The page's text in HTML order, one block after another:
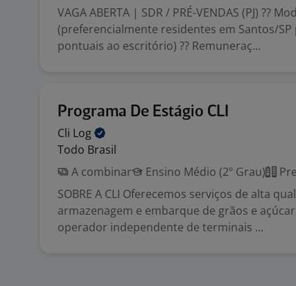
VAGA ABERTA | SDR / PRÉ-VENDAS (PJ) ??
(preferencialmente residentes em Santos/SP
pontuais ao escritório) ?? Remuneraç...
Programa De Estágio CLI
Cli Log
Todo Brasil
A combinar
Ensino Médio (2º Grau)
SOBRE A CLI Oferecemos serviços de alta
armazenagem e embarque de grãos e
operador independente de terminais ...